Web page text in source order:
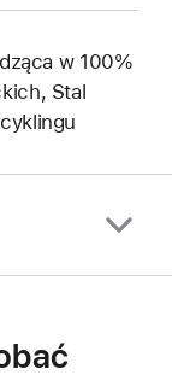
w 100%
Stal